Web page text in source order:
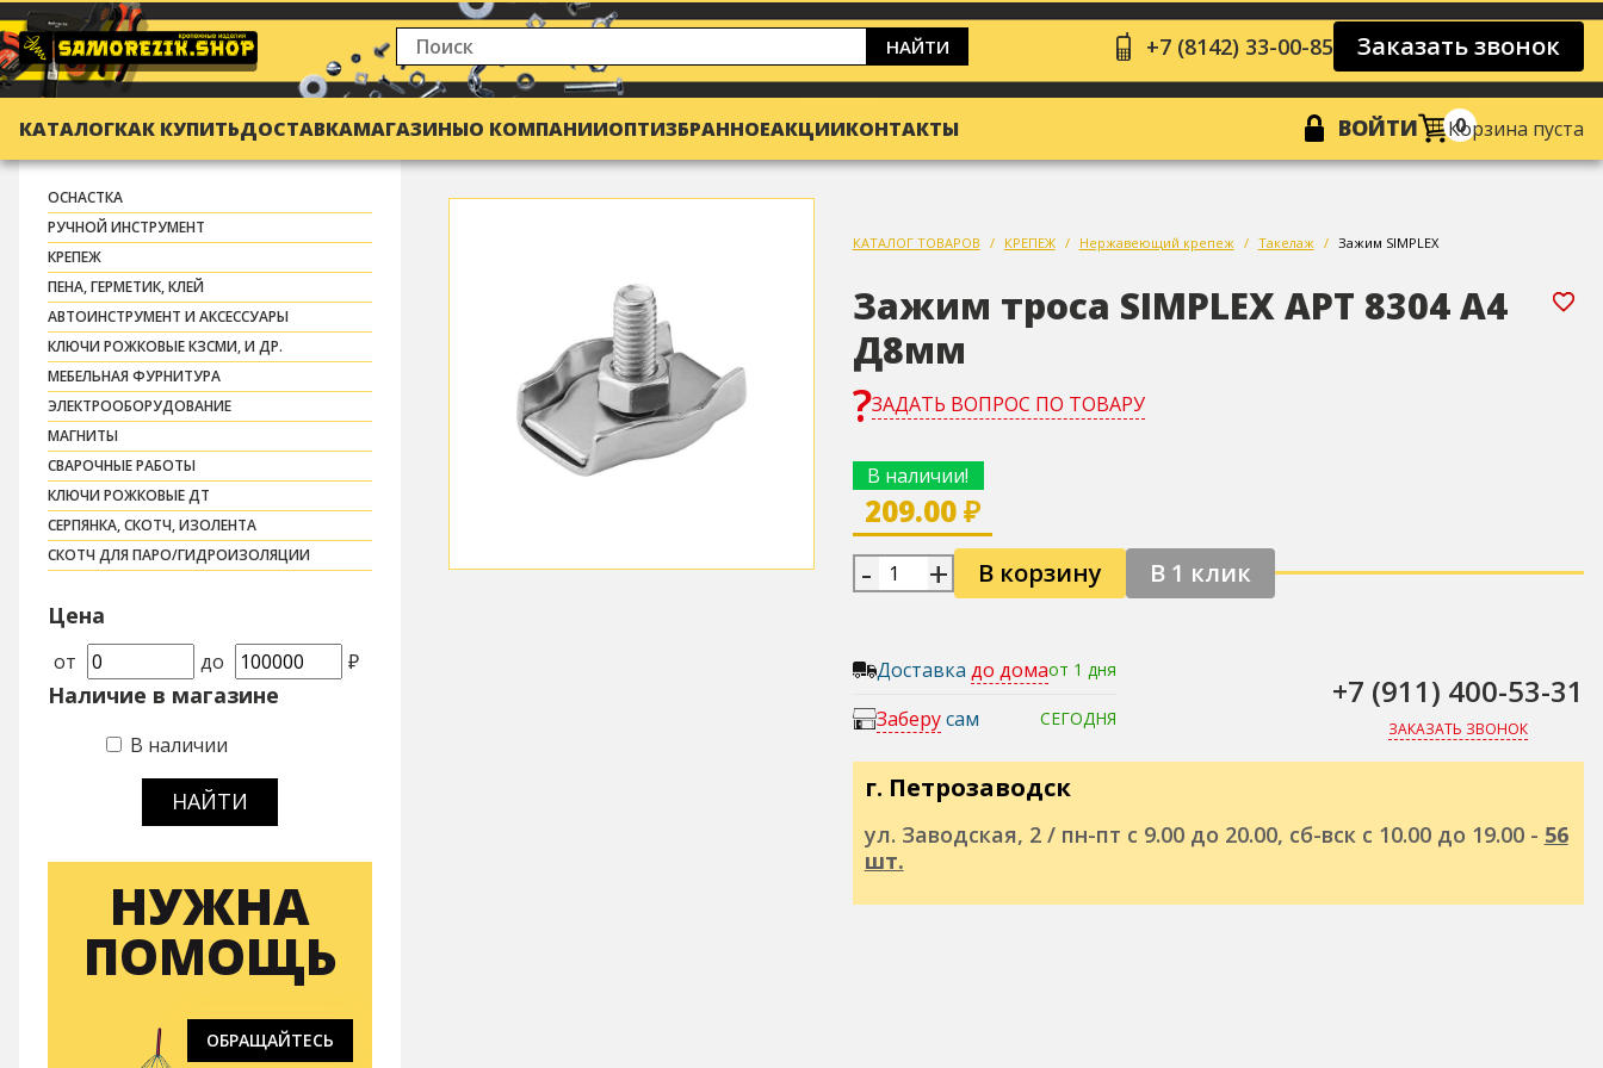
НАЙТИ +7 (8142) 33-00-85 Заказать звонок
КАТАЛОГКАК КУПИТЬДОСТАВКАМАГАЗИНЫО КОМПАНИИОПТИЗБРАННОЕАКЦИИКОНТАКТЫ ВОЙТИ 0
Корзина пуста
ОСНАСТКА
РУЧНОЙ ИНСТРУМЕНТ
КРЕПЕЖ
ПЕНА, ГЕРМЕТИК, КЛЕЙ
АВТОИНСТРУМЕНТ И АКСЕССУАРЫ
КЛЮЧИ РОЖКОВЫЕ КЗСМИ, И ДР.
МЕБЕЛЬНАЯ ФУРНИТУРА
ЭЛЕКТРООБОРУДОВАНИЕ
МАГНИТЫ
СВАРОЧНЫЕ РАБОТЫ
КЛЮЧИ РОЖКОВЫЕ ДТ
СЕРПЯНКА, СКОТЧ, ИЗОЛЕНТА
СКОТЧ ДЛЯ ПАРО/ГИДРОИЗОЛЯЦИИ
Цена
от до ₽
Наличие в магазине
В наличии
НАЙТИ
НУЖНА
ПОМОЩЬ
ОБРАЩАЙТЕСЬ
КАТАЛОГ ТОВАРОВ КРЕПЕЖ Нержавеющий крепеж Такелаж Зажим SIMPLEX
Зажим троса SIMPLEX АРТ 8304 А4
Д8мм
ЗАДАТЬ ВОПРОС ПО ТОВАРУ
В наличии!
209.00 ₽
- + В корзину В 1 клик
Доставка до домаот 1 дня
Заберусам СЕГОДНЯ
+7 (911) 400-53-31
ЗАКАЗАТЬ ЗВОНОК
г. Петрозаводск
ул. Заводская, 2 / пн-пт с 9.00 до 20.00, сб-вск с 10.00 до 19.00 - 56
шт.